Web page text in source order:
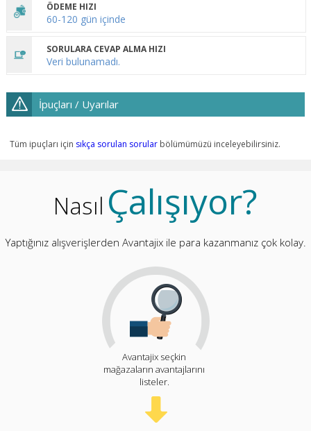
ÖDEME HIZI
60-120 gün içinde
SORULARA CEVAP ALMA HIZI
Veri bulunamadı.
İpuçları / Uyarılar
Tüm ipuçları için sıkça sorulan sorularbölümümüzü inceleyebilirsiniz.
Nasıl Çalışıyor?
Yaptığınız alışverişlerden Avantajix ile para kazanmanız çok kolay.
Avantajix seçkin
mağazaların avantajlarını
listeler.